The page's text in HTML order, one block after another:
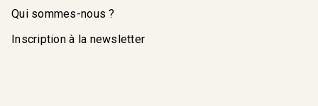
Qui sommes-nous ?
Inscription à la newsletter